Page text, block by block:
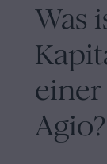
Was
Agio?